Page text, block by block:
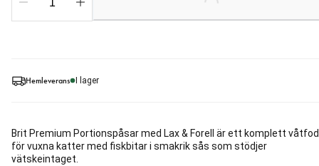
Hemleverans I lager
Brit Premium Portionspåsar med Lax & Forell är ett komplett
för vuxna katter med fiskbitar i smakrik sås som stödjer
vätskeintaget.
Loading...